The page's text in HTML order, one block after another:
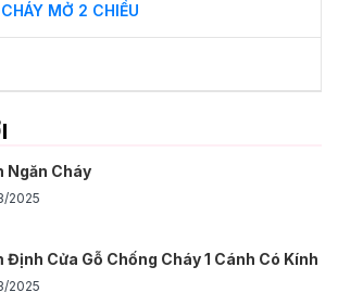
MỞ 2 CHIỀU
Ngăn Cháy
2025
Định Cửa Gỗ Chống Cháy 1 Cánh Có Kính
2025